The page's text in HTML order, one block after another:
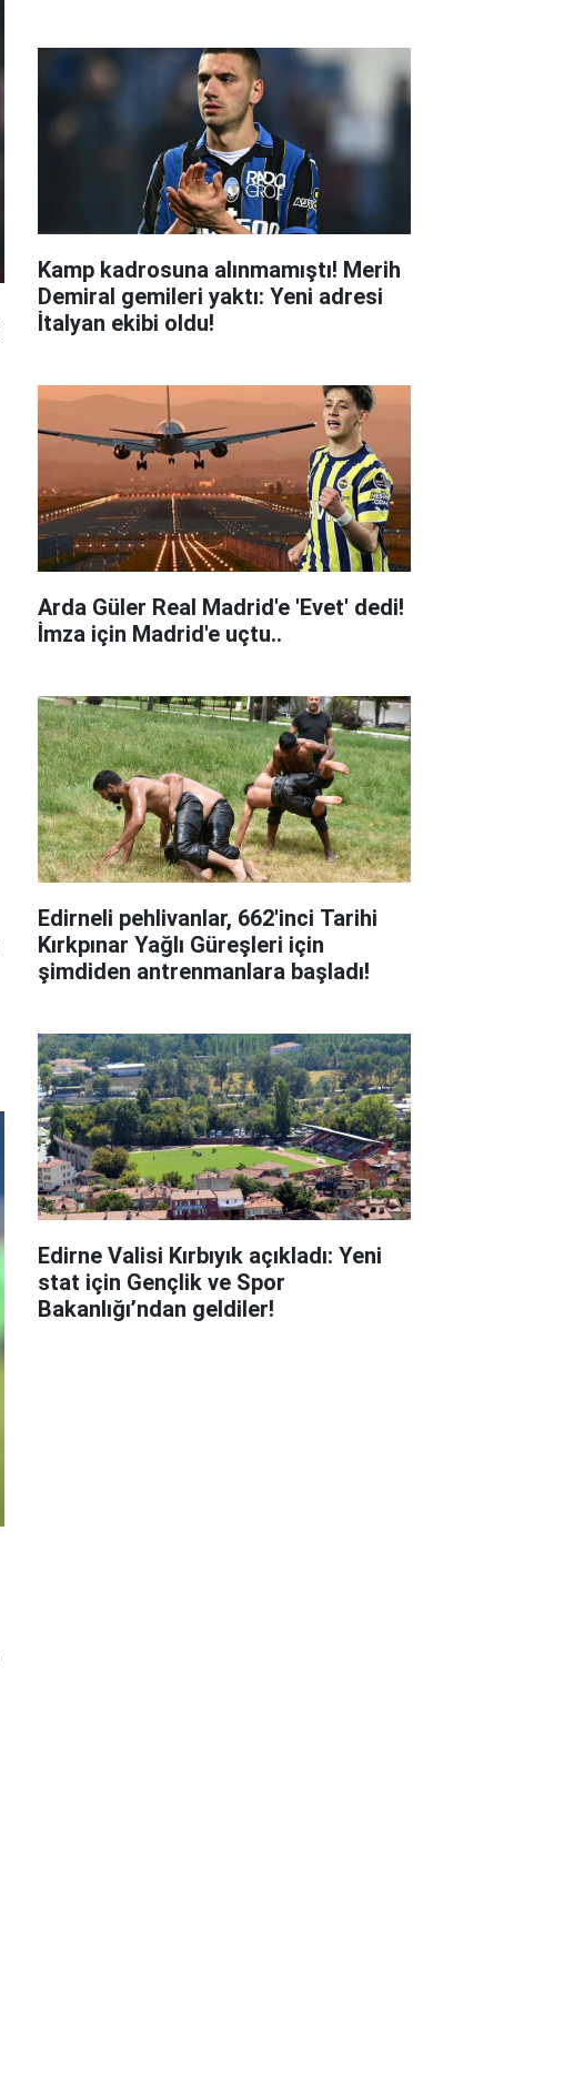
Kamp kadrosuna alınmamıştı! Merih
Demiral gemileri yaktı: Yeni adresi
İtalyan ekibi oldu!
Arda Güler Real Madrid'e 'Evet' dedi!
İmza için Madrid'e uçtu..
Edirneli pehlivanlar, 662'inci Tarihi
Kırkpınar Yağlı Güreşleri için
şimdiden antrenmanlara başladı!
Edirne Valisi Kırbıyık açıkladı: Yeni
stat için Gençlik ve Spor
Bakanlığı’ndan geldiler!